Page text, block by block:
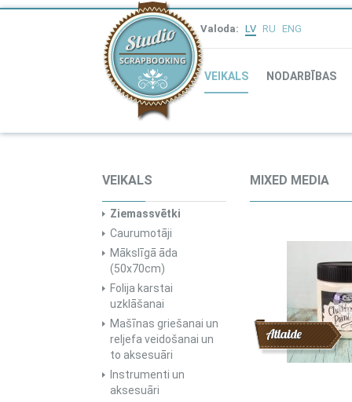
Valoda: LV RU ENG
VEIKALS NODARBĪBAS
VEIKALS
Ziemassvētki
Caurumotāji
Mākslīgā āda
(50x70cm)
Folija karstai
uzklāšanai
Mašīnas griešanai un
reljefa veidošanai un
to aksesuāri
Instrumenti un
aksesuāri
MIXED MEDIA
Atlaide